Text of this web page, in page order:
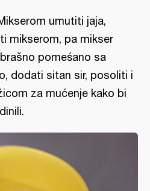
umutiti jaja,
mikserom, pa mikser
pomeśano sa
dodati sitan sir, posoliti i
za mućenje kako bi